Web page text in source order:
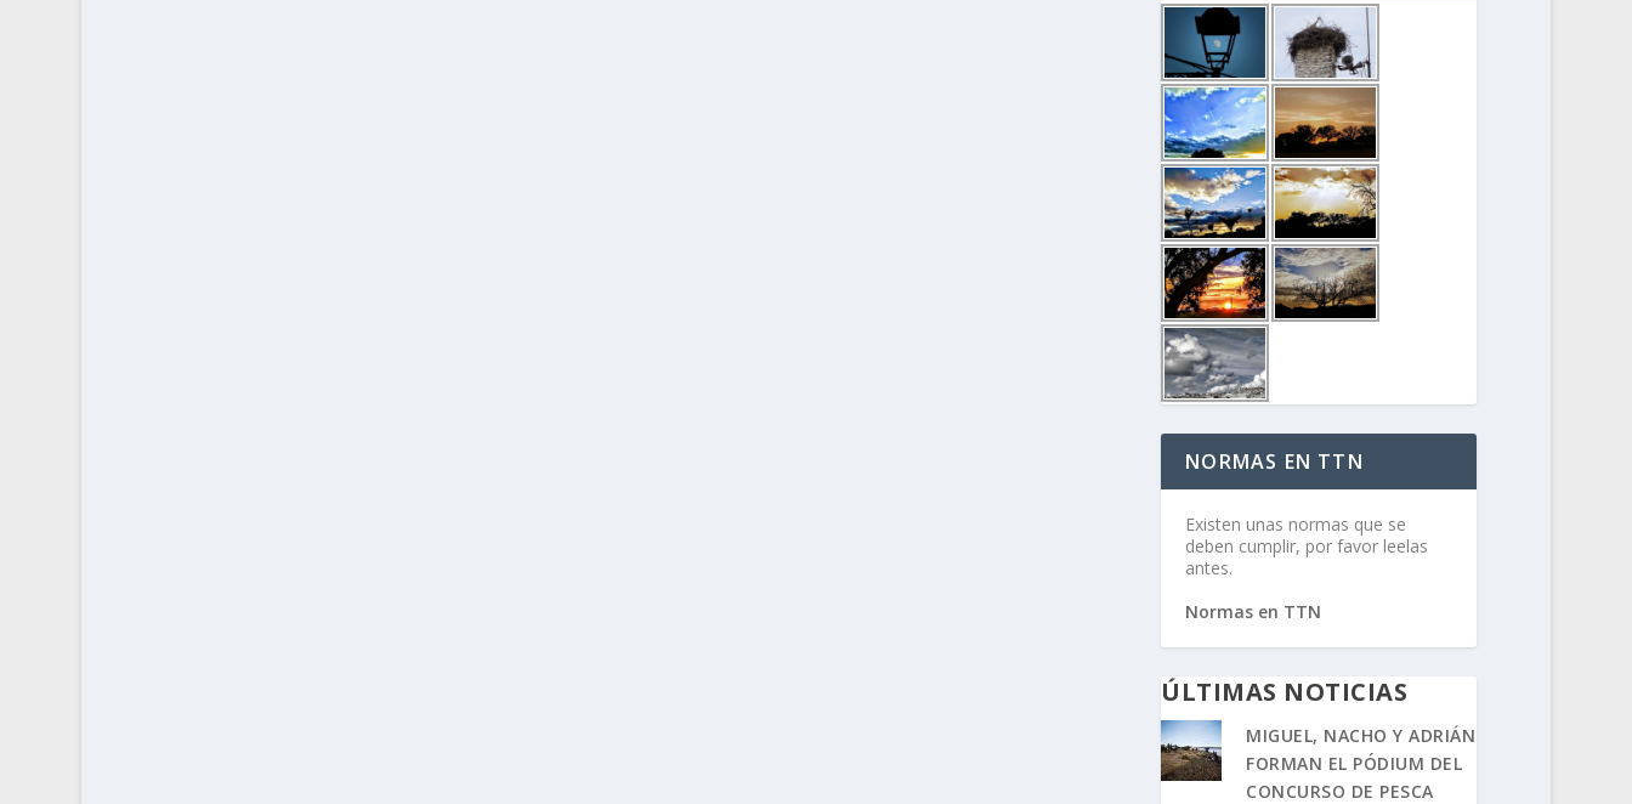
NORMAS EN TTN
Existen unas normas que se
deben cumplir, por favor leelas
antes.
Normas en TTN
ÚLTIMAS NOTICIAS
MIGUEL, NACHO Y ADRIÁN
FORMAN EL PÓDIUM DEL
CONCURSO DE PESCA